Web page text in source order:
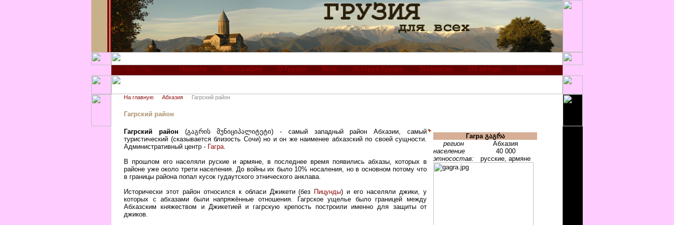
Новости Фотографии О Грузии Виза История Грузии Экскурсии Об авторе Гостевая
На главную Абхазия Гагрский район
Гагрский район
Гагра გაგრა
регион
Абхазия
население
40 000
этносостав:
русские, армяне
Гагрский район (გაგრის მუნიციპალიტეტი) - самый западный район Абхазии, самый
туристический (сказывается близость Сочи) но и он же наименее абхазский по своей сущности.
Административный центр - Гагра.
В прошлом его населяли руские и армяне, в последнее время появились абхазы, которых в
районе уже около трети населения. До войны их было 10% носаления, но в основном потому что
в границы района попал кусок гудаутского этнического анклава.
Исторически этот район относился к обласи Джикети (без Пицунды) и его населяли джики, у
которых с абхазами были напряжённые отношения. Гагрское ущелье было границей между
Абхазским княжеством и Джикетией и гагрскую крепость построили именно для защиты от
джиков.